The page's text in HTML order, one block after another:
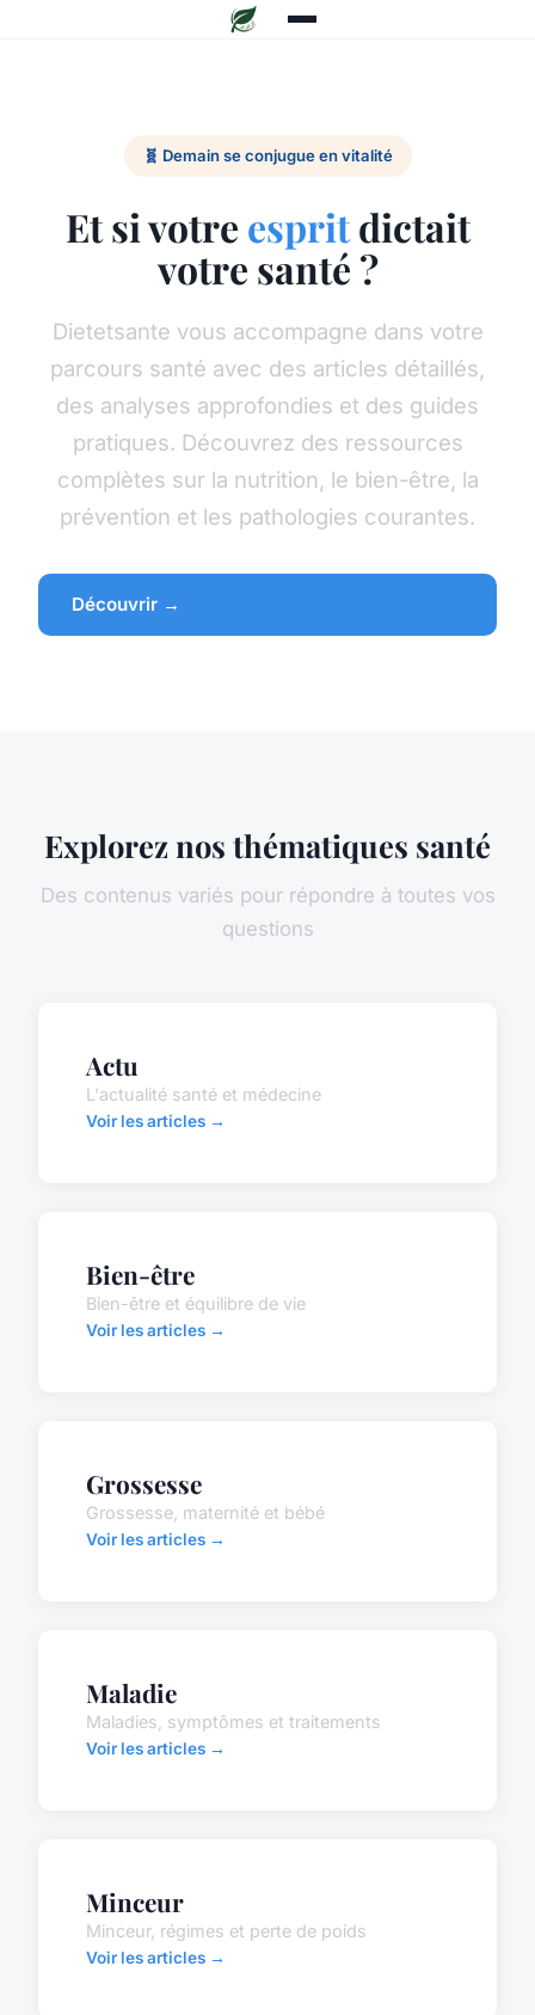
🧬 Demain se conjugue en vitalité
Et si votre espritdictait
votre santé ?
Dietetsante vous accompagne dans votre
parcours santé avec des articles détaillés,
des analyses approfondies et des guides
pratiques. Découvrez des ressources
complètes sur la nutrition, le bien-être, la
prévention et les pathologies courantes.
Découvrir →
Explorez nos thématiques santé
Des contenus variés pour répondre à toutes vos
questions
Actu
L'actualité santé et médecine
Voir les articles →
Bien-être
Bien-être et équilibre de vie
Voir les articles →
Grossesse
Grossesse, maternité et bébé
Voir les articles →
Maladie
Maladies, symptômes et traitements
Voir les articles →
Minceur
Minceur, régimes et perte de poids
Voir les articles →